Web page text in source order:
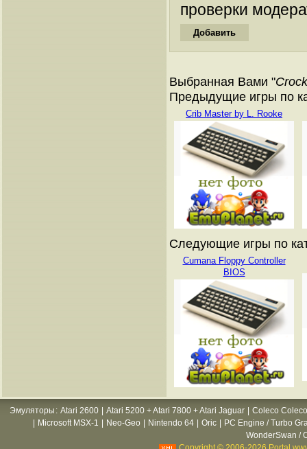
проверки
Выбранная Вами "
Предыдущие игры по
Crib Master by L. Rooke
Следующие игры по
Cumana Floppy Controller
BIOS
Эмуляторы : Atari 2600 Atari 5200 + Atari 7800 + Atari Jaguar
Coleco
Microsoft MSX-1 Neo-Geo Nintendo 64 Oric
PC Engine / Turbo
WonderSwan /